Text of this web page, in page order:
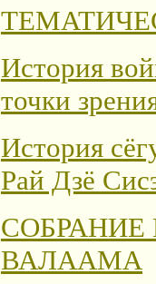
История
точки
История
Рай Дзё
ВАЛААМА